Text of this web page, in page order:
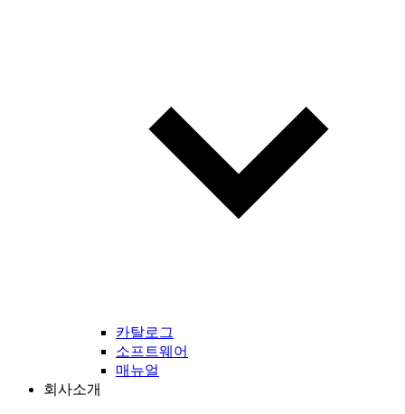
카탈로그
소프트웨어
매뉴얼
회사소개